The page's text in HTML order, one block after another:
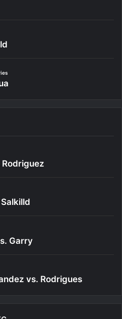
Rodriguez
Garry
vs. Rodrigues